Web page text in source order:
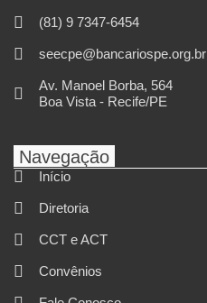
(81) 9 7347-6454
seecpe@bancariospe.org.br
Av. Manoel Borba, 564
Boa Vista - Recife/PE
Navegação
Início
Diretoria
CCT e ACT
Convênios